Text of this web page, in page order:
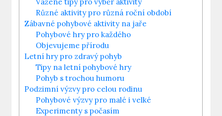
Různé aktivity pro různá roční období
Zábavné pohybové aktivity na jaře
Pohybové hry pro každého
Objevujeme přírodu
Letní hry pro zdravý pohyb
Tipy na letní pohybové hry
Pohyb s trochou humoru
Podzimní výzvy pro celou rodinu
Pohybové výzvy pro malé i velké
Experimenty s počasím